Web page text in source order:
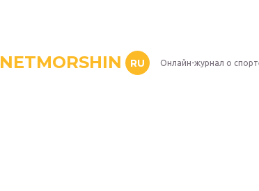
NETMORSHIN RU Онлайн-журнал о